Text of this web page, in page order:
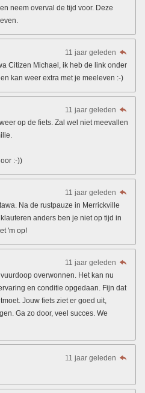
neem overval de tijd voor. Deze
11 jaar geleden
Citizen Michael, ik heb de link onder
kan weer extra met je meeleven :-)
11 jaar geleden
op de fiets. Zal wel niet meevallen
:-))
11 jaar geleden
Na de rustpauze in Merrickville
anders ben je niet op tijd in
'm op!
11 jaar geleden
overwonnen. Het kan nu
en conditie opgedaan. Fijn dat
Jouw fiets ziet er goed uit,
Ga zo door, veel succes. We
11 jaar geleden